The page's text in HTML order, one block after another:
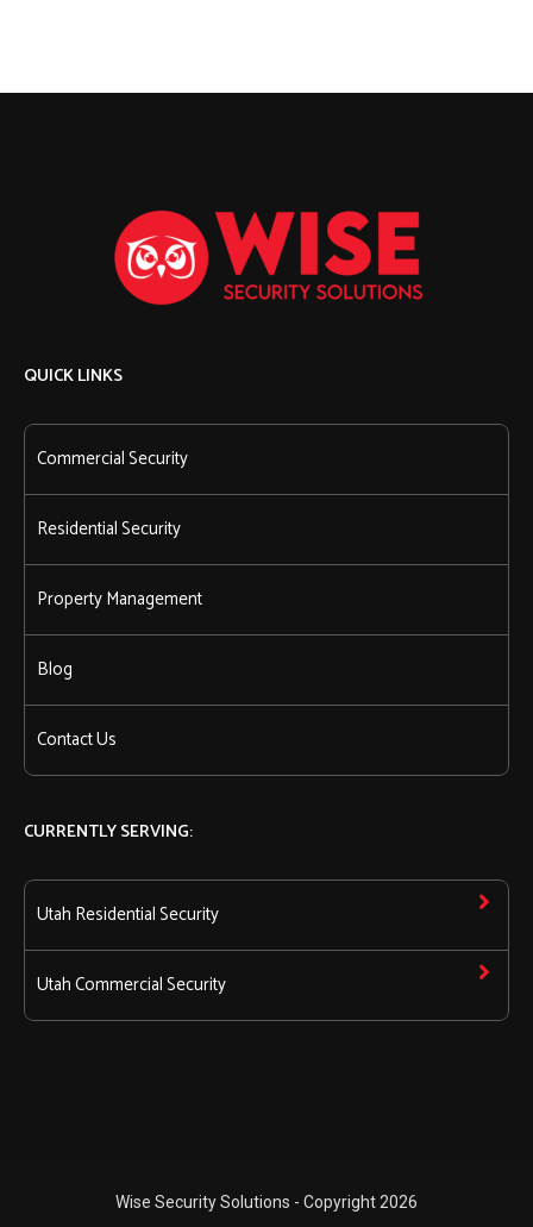
QUICK LINKS
Commercial Security
Residential Security
Property Management
Blog
Contact Us
CURRENTLY SERVING:
Utah Residential Security
Utah Commercial Security
Wise Security Solutions - Copyright 2026